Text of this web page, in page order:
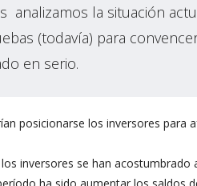
analizamos la situación
(todavía) para
en serio.
posicionarse los inversores
inversores se han